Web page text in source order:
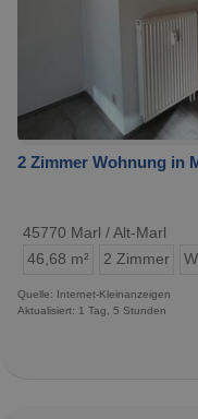
2 Zimmer Wohnung in
45770 Marl / Alt-Marl
46,68 m²
2 Zimmer
Quelle: Internet-Kleinanzeigen
Aktualisiert: 1 Tag, 5 Stunden